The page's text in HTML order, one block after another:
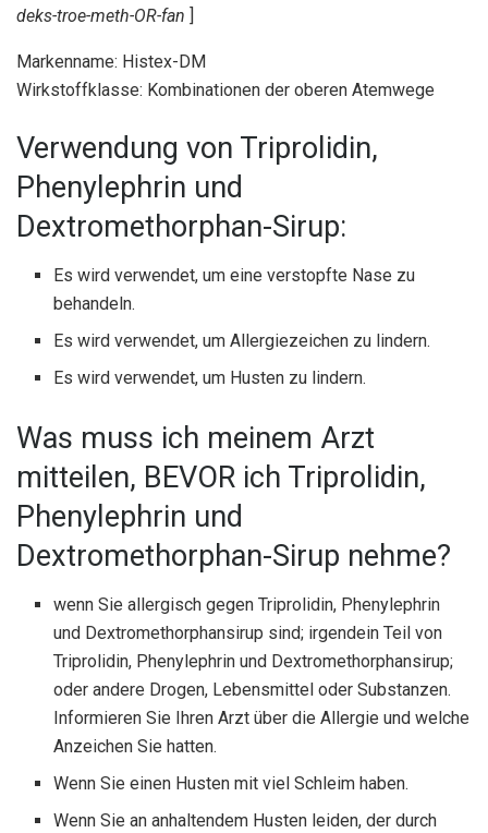
deks-troe-meth-OR-fan ]
Markenname: Histex-DM
Wirkstoffklasse: Kombinationen der oberen Atemwege
Verwendung von Triprolidin,
Phenylephrin und
Dextromethorphan-Sirup:
Es wird verwendet, um eine verstopfte Nase zu
behandeln.
Es wird verwendet, um Allergiezeichen zu lindern.
Es wird verwendet, um Husten zu lindern.
Was muss ich meinem Arzt
mitteilen, BEVOR ich Triprolidin,
Phenylephrin und
Dextromethorphan-Sirup nehme?
wenn Sie allergisch gegen Triprolidin, Phenylephrin
und Dextromethorphansirup sind; irgendein Teil von
Triprolidin, Phenylephrin und Dextromethorphansirup;
oder andere Drogen, Lebensmittel oder Substanzen.
Informieren Sie Ihren Arzt über die Allergie und welche
Anzeichen Sie hatten.
Wenn Sie einen Husten mit viel Schleim haben.
Wenn Sie an anhaltendem Husten leiden, der durch